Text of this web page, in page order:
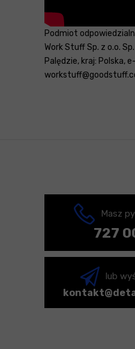
Podmiot
Work Stuff Sp. z o.o.
Palędzie, kraj: Polska,
Masz
727
lub